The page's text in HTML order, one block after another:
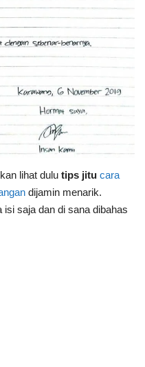
lihat dulu tips jitu cara
dijamin menarik.
saja dan di sana dibahas